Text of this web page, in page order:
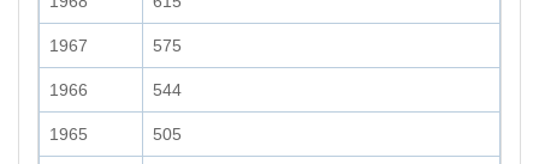
1967 575
1966 544
1965 505